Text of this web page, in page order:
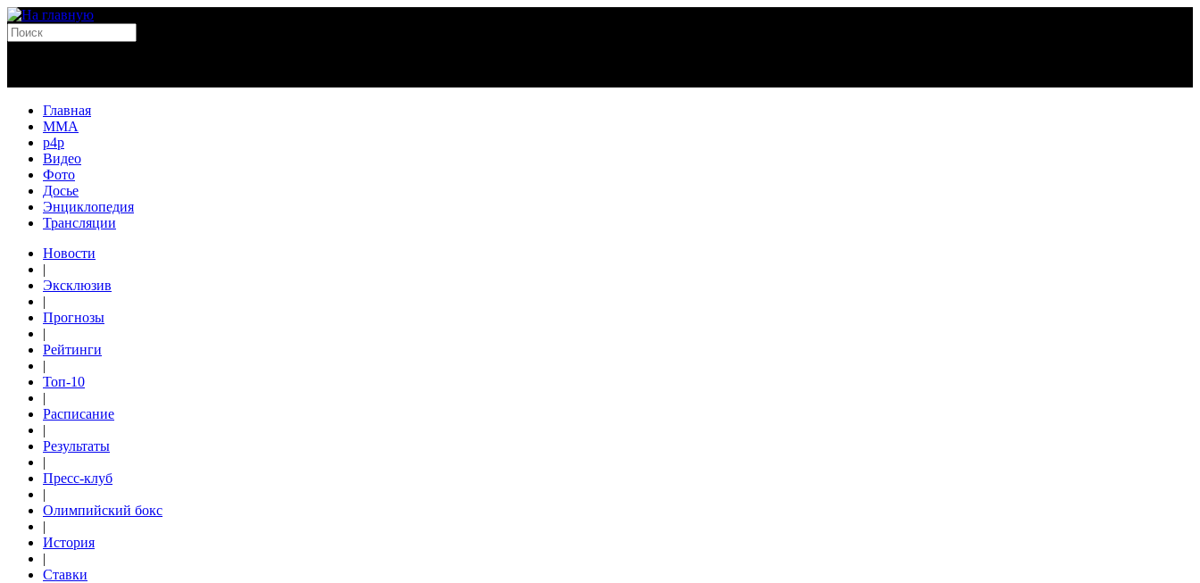
Главная
MMA
p4p
Видео
Фото
Досье
Энциклопедия
Трансляции
Новости
|
Эксклюзив
|
Прогнозы
|
Рейтинги
|
Топ-10
|
Расписание
|
Результаты
|
Пресс-клуб
|
Олимпийский бокс
|
История
|
Ставки